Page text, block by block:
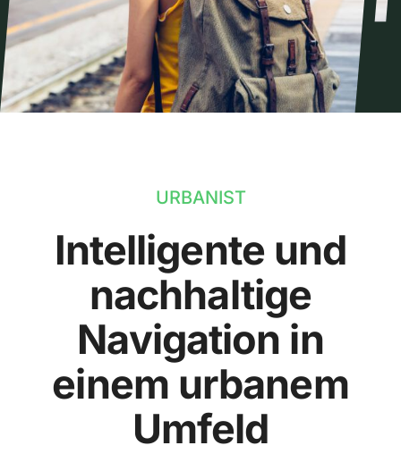
URBANIST
Intelligente und
nachhaltige
Navigation in
einem urbanem
Umfeld